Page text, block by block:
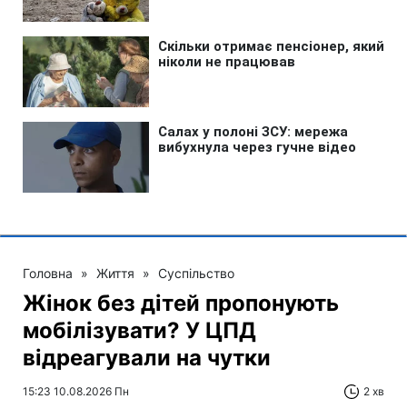
Головна » Життя » Суспільство
Жінок без дітей пропонують
мобілізувати? У ЦПД
відреагували на чутки
15:23 10.08.2026 Пн 2 хв